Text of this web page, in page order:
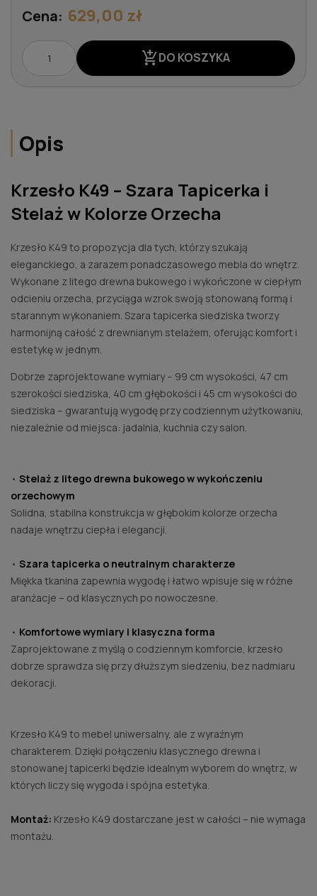
Cena: 629,00 zł
add_shopping_cartDO KOSZYKA
Opis
Krzesło K49 – Szara Tapicerka i
Stelaż w Kolorze Orzecha
Krzesło K49 to propozycja dla tych, którzy szukają
eleganckiego, a zarazem ponadczasowego mebla do wnętrz.
Wykonane z litego drewna bukowego i wykończone w ciepłym
odcieniu orzecha, przyciąga wzrok swoją stonowaną formą i
starannym wykonaniem. Szara tapicerka siedziska tworzy
harmonijną całość z drewnianym stelażem, oferując komfort i
estetykę w jednym.
Dobrze zaprojektowane wymiary – 99 cm wysokości, 47 cm
szerokości siedziska, 40 cm głębokości i 45 cm wysokości do
siedziska – gwarantują wygodę przy codziennym użytkowaniu,
niezależnie od miejsca: jadalnia, kuchnia czy salon.
• Stelaż z litego drewna bukowego w wykończeniu
orzechowym
Solidna, stabilna konstrukcja w głębokim kolorze orzecha
nadaje wnętrzu ciepła i elegancji.
• Szara tapicerka o neutralnym charakterze
Miękka tkanina zapewnia wygodę i łatwo wpisuje się w różne
aranżacje – od klasycznych po nowoczesne.
• Komfortowe wymiary i klasyczna forma
Zaprojektowane z myślą o codziennym komforcie, krzesło
dobrze sprawdza się przy dłuższym siedzeniu, bez nadmiaru
dekoracji.
Krzesło K49 to mebel uniwersalny, ale z wyraźnym
charakterem. Dzięki połączeniu klasycznego drewna i
stonowanej tapicerki będzie idealnym wyborem do wnętrz, w
których liczy się wygoda i spójna estetyka.
Montaż: Krzesło K49 dostarczane jest w całości – nie wymaga
montażu.